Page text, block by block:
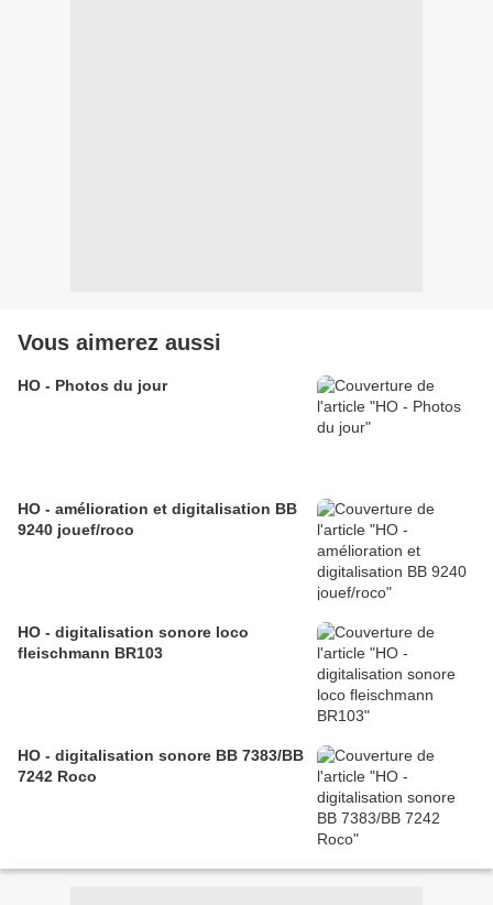
Vous aimerez aussi
HO - Photos du jour
HO - amélioration et digitalisation BB
9240 jouef/roco
HO - digitalisation sonore loco
fleischmann BR103
HO - digitalisation sonore BB 7383/BB
7242 Roco